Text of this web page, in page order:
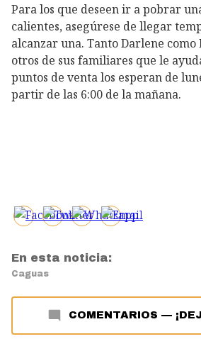
Para los que deseen ir a pobrar
calientes, asegúrese de llegar
alcanzar una. Tanto Darlene como
otros de sus familiares que le
puntos de venta los esperan de
partir de las 6:00 de la mañana.
En esta noticia:
Caguas
COMENTARIOS —